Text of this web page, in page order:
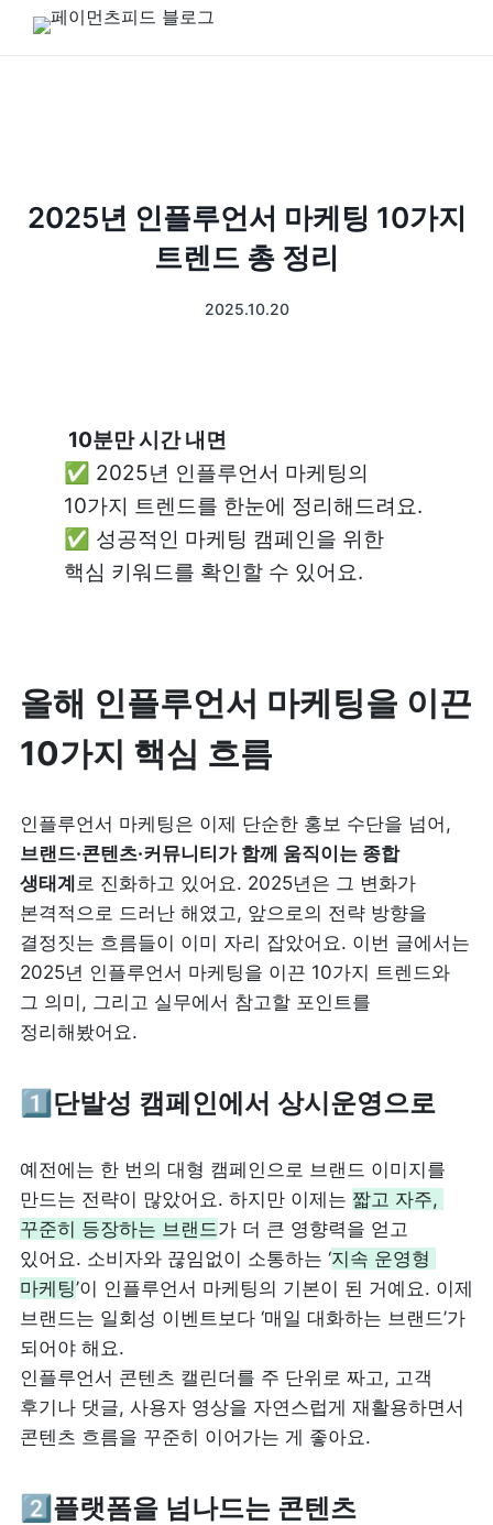
2025년 인플루언서 마케팅 10가지
트렌드 총 정리
2025.10.20
10분만 시간 내면
✅ 2025년 인플루언서 마케팅의
10가지 트렌드를 한눈에 정리해드려요.
✅ 성공적인 마케팅 캠페인을 위한
핵심 키워드를 확인할 수 있어요.
올해 인플루언서 마케팅을 이끈
10가지 핵심 흐름
브랜드·콘텐츠·커뮤니티가 함께 움직이는 종합
생태계 로 진화하고 있어요. 2025년은 그 변화가
본격적으로 드러난 해였고, 앞으로의 전략 방향을
결정짓는 흐름들이 이미 자리 잡았어요. 이번 글에서는
2025년 인플루언서 마케팅을 이끈 10가지 트렌드와
그 의미, 그리고 실무에서 참고할 포인트를
정리해봤어요.
1️⃣ 단발성 캠페인에서 상시운영으로
예전에는 한 번의 대형 캠페인으로 브랜드 이미지를
만드는 전략이 많았어요. 하지만 이제는 짧고 자주,
꾸준히 등장하는 브랜드가 더 큰 영향력을 얻고
있어요. 소비자와 끊임없이 소통하는 ‘지속 운영형
마케팅’이 인플루언서 마케팅의 기본이 된 거예요. 이제
브랜드는 일회성 이벤트보다 ‘매일 대화하는 브랜드’가
되어야 해요.
인플루언서 콘텐츠 캘린더를 주 단위로 짜고, 고객
후기나 댓글, 사용자 영상을 자연스럽게 재활용하면서
콘텐츠 흐름을 꾸준히 이어가는 게 좋아요.
2️⃣플랫폼을 넘나드는 콘텐츠